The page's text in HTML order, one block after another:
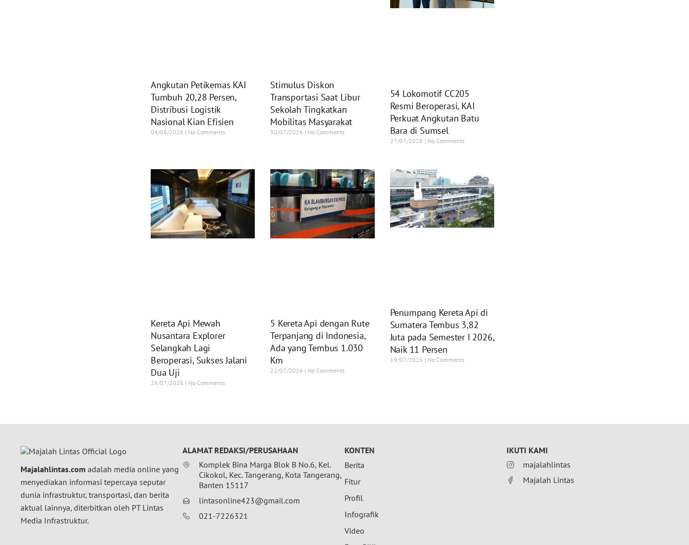
Angkutan Petikemas KAI
Tumbuh 20,28 Persen,
Distribusi Logistik
Nasional Kian Efisien
04/08/2026 No Comments
Stimulus Diskon
Transportasi Saat Libur
Sekolah Tingkatkan
Mobilitas Masyarakat
30/07/2026 No Comments
54 Lokomotif CC205
Resmi Beroperasi, KAI
Perkuat Angkutan Batu
Bara di Sumsel
27/07/2026 No Comments
Kereta Api Mewah
Nusantara Explorer
Selangkah Lagi
Beroperasi, Sukses Jalani
Dua Uji
26/07/2026 No Comments
5 Kereta Api dengan Rute
Terpanjang di Indonesia,
Ada yang Tembus 1.030
Km
22/07/2026 No Comments
Penumpang Kereta Api di
Sumatera Tembus 3,82
Juta pada Semester I 2026,
Naik 11 Persen
19/07/2026 No Comments
Majalahlintas.com adalah media online yang
menyediakan informasi tepercaya seputar
dunia infrastruktur, transportasi, dan berita
aktual lainnya, diterbitkan oleh PT Lintas
Media Infrastruktur.
ALAMAT REDAKSI/PERUSAHAAN
Komplek Bina Marga Blok B No.6, Kel.
Cikokol, Kec. Tangerang, Kota Tangerang,
Banten 15117
lintasonline423@gmail.com
021-7226321
KONTEN
Berita
Fitur
Profil
Infografik
Video
IKUTI KAMI
majalahlintas
Majalah Lintas